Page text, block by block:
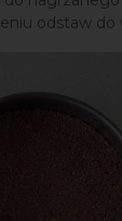
odstaw do